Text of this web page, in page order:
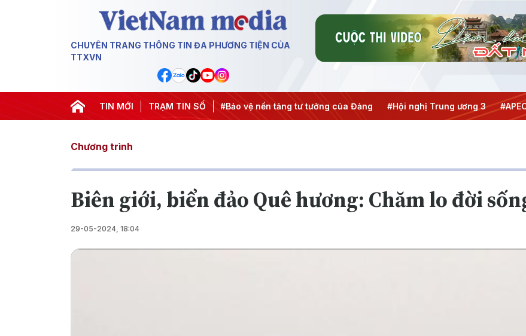
CHUYÊN TRANG THÔNG TIN ĐA PHƯƠNG TIỆN CỦA
TTXVN
TIN MỚI TRẠM TIN SỐ
#An ninh năng lượng #Bảo vệ nền tảng tư tưởng của Đảng #Hội nghị Trung ương 3 #APEC 2027
Chương trình
Biên giới, biển đảo Quê hương: Chăm lo đời
29-05-2024, 18:04